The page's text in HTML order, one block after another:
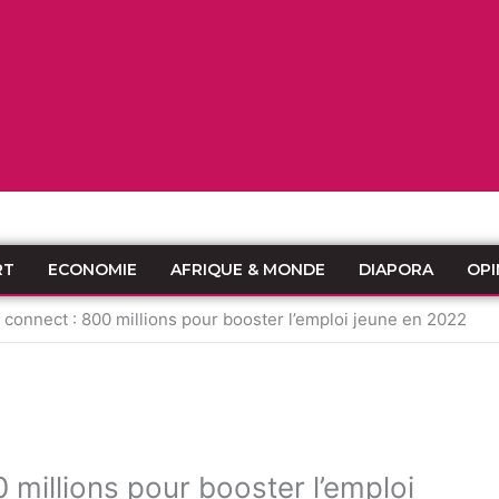
ECONOMIE AFRIQUE & MONDE DIAPORA
: 800 millions pour booster l’emploi jeune en 2022
pour booster l’emploi